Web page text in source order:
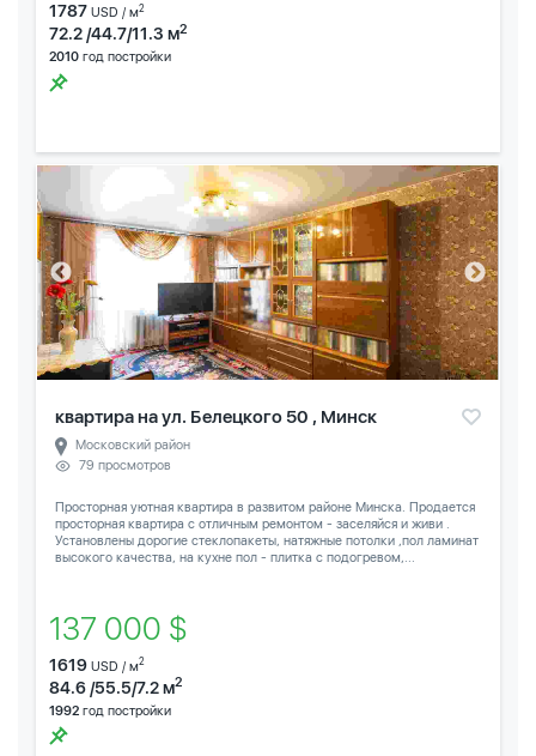
1787 USD / м2
72.2 /44.7/11.3 м2
2010 год постройки
квартира на ул. Белецкого 50 , Минск
Московский район
79 просмотров
Просторная уютная квартира в развитом районе Минска. Продается
просторная квартира с отличным ремонтом - заселяйся и живи .
Установлены дорогие стеклопакеты, натяжные потолки ,пол ламинат
высокого качества, на кухне пол - плитка с подогревом,...
137 000 $
1619 USD / м2
84.6 /55.5/7.2 м2
1992 год постройки